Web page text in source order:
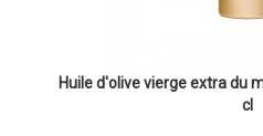
Huile d'olive vierge extra du
cl